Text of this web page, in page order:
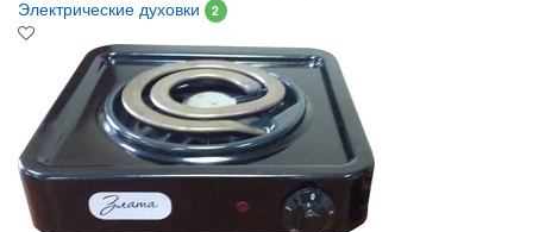
Электрические духовки 2